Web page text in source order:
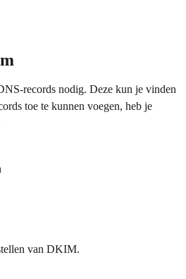
records nodig. Deze kun je vinden
toe te kunnen voegen, heb je
van DKIM.